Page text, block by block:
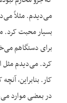
می‌دیدم. مثلاً
بسیار محبت کرد.
برای دستگاهم
کرد. می‌دیدم مثل
کار. بنابراین،
در بعضی موارد